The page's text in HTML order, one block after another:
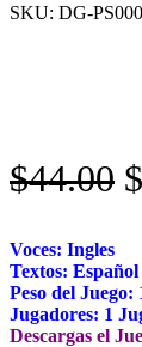
SKU: DG-
$44.00 $
Voces: Ingles
Textos:
Peso del Juego:
Jugadores: 1
Descargas el